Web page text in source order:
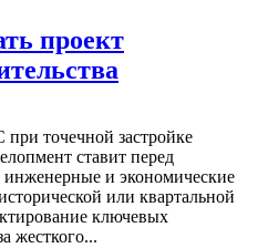
проект
точечной застройке
ставит перед
и экономические
или квартальной
ключевых
жесткого...